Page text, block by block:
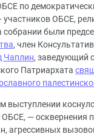
по
участников ОБСЕ,
были
, член
Чаплин, заведующий
Патриархата
выступлении
— осквернения
агрессивных